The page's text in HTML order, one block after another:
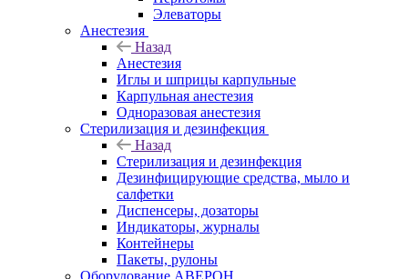
Элеваторы
Анестезия
Назад
Анестезия
Иглы и шприцы карпульные
Карпульная анестезия
Одноразовая анестезия
Стерилизация и дезинфекция
Назад
Стерилизация и дезинфекция
Дезинфицирующие средства, мыло и
салфетки
Диспенсеры, дозаторы
Индикаторы, журналы
Контейнеры
Пакеты, рулоны
Оборудование АВЕРОН